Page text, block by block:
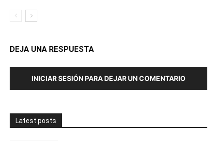
DEJA UNA RESPUESTA
INICIAR SESIÓN PARA DEJAR UN COMENTARIO
Latest posts